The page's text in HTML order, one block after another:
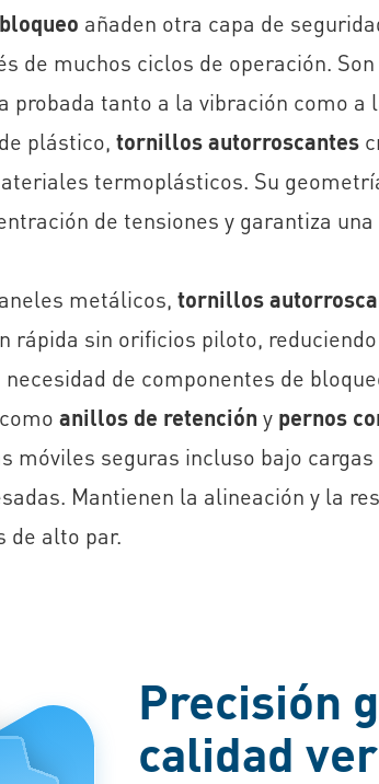
añaden otra capa de
de muchos ciclos de operación.
probada tanto a la vibración como a
plástico, tornillos autorroscantes
termoplásticos. Su
de tensiones y garantiza una
metálicos, tornillos
rápida sin orificios piloto,
de componentes de
anillos de retencióny pernos
móviles seguras incluso bajo cargas
Mantienen la alineación y la
de alto par.
Precisión
calidad